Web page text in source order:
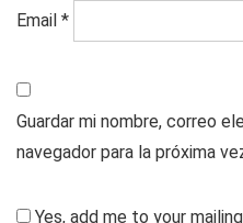
Email *
Guardar mi nombre, correo
navegador para la próxima
Yes, add me to your